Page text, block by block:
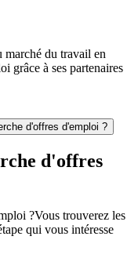
marché du travail en
grâce à ses partenaires
d'offres d'emploi ?
d'offres
?Vous trouverez les
qui vous intéresse